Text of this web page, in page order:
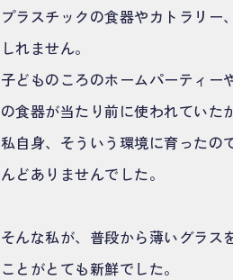
プラスチックの食器やカトラリー
しれません。
子どものころのホームパーティー
の食器が当たり前に使われていた
私自身、そういう環境に育ったの
んどありませんでした。
そんな私が、普段から薄いグラス
ことがとても新鮮でした。